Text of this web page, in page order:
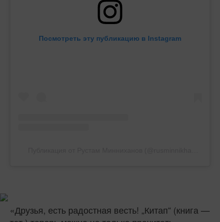
Посмотреть эту публикацию в Instagram
«Друзья, есть радостная весть! „Китап“ (книга —